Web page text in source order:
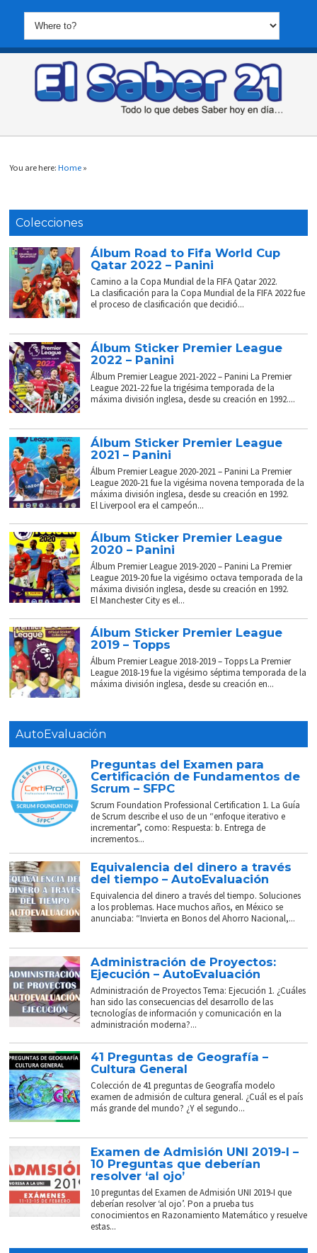
You are here:Home »
Colecciones
Álbum Road to Fifa World Cup
Qatar 2022 – Panini
Camino a la Copa Mundial de la FIFA Qatar 2022.
La clasificación para la Copa Mundial de la FIFA 2022 fue
el proceso de clasificación que decidió...
Álbum Sticker Premier League
2022 – Panini
Álbum Premier League 2021-2022 – Panini La Premier
League 2021-22 fue la trigésima temporada de la
máxima división inglesa, desde su creación en 1992....
Álbum Sticker Premier League
2021 – Panini
Álbum Premier League 2020-2021 – Panini La Premier
League 2020-21 fue la vigésima novena temporada de la
máxima división inglesa, desde su creación en 1992.
El Liverpool era el campeón...
Álbum Sticker Premier League
2020 – Panini
Álbum Premier League 2019-2020 – Panini La Premier
League 2019-20 fue la vigésimo octava temporada de la
máxima división inglesa, desde su creación en 1992.
El Manchester City es el...
Álbum Sticker Premier League
2019 – Topps
Álbum Premier League 2018-2019 – Topps La Premier
League 2018-19 fue la vigésimo séptima temporada de la
máxima división inglesa, desde su creación en...
AutoEvaluación
Preguntas del Examen para
Certificación de Fundamentos de
Scrum – SFPC
Scrum Foundation Professional Certification 1. La Guía
de Scrum describe el uso de un “enfoque iterativo e
incrementar”, como: Respuesta: b. Entrega de
incrementos...
Equivalencia del dinero a través
del tiempo – AutoEvaluación
Equivalencia del dinero a través del tiempo. Soluciones
a los problemas. Hace muchos años, en México se
anunciaba: “Invierta en Bonos del Ahorro Nacional,...
Administración de Proyectos:
Ejecución – AutoEvaluación
Administración de Proyectos Tema: Ejecución 1. ¿Cuáles
han sido las consecuencias del desarrollo de las
tecnologías de información y comunicación en la
administración moderna?...
41 Preguntas de Geografía –
Cultura General
Colección de 41 preguntas de Geografía modelo
examen de admisión de cultura general. ¿Cuál es el país
más grande del mundo? ¿Y el segundo...
Examen de Admisión UNI 2019-I –
10 Preguntas que deberían
resolver ‘al ojo’
10 preguntas del Examen de Admisión UNI 2019-I que
deberían resolver ‘al ojo’. Pon a prueba tus
conocimientos en Razonamiento Matemático y resuelve
estas...